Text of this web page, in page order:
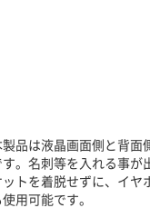
製品は液晶画面側と背面
す。名刺等を入れる事が
ットを着脱せずに、イヤ
用可能です。